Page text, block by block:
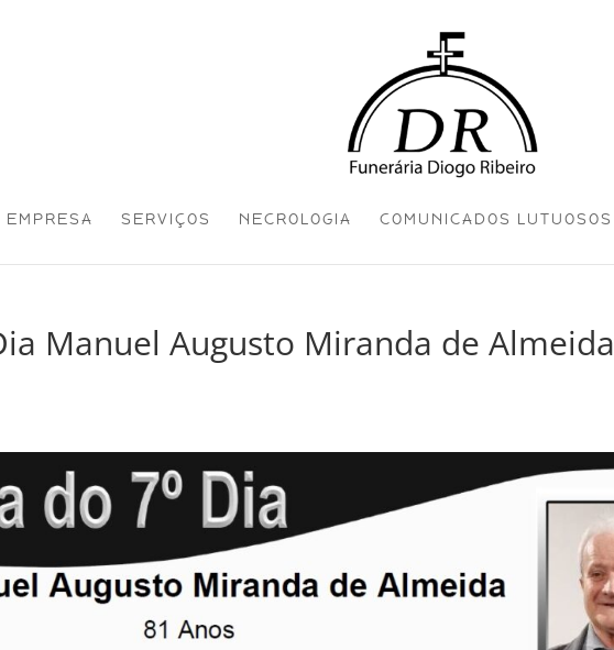
EMPRESA SERVIÇOS NECROLOGIA COMUNICADOS LUTUOSOS
Manuel Augusto Miranda de Almeida